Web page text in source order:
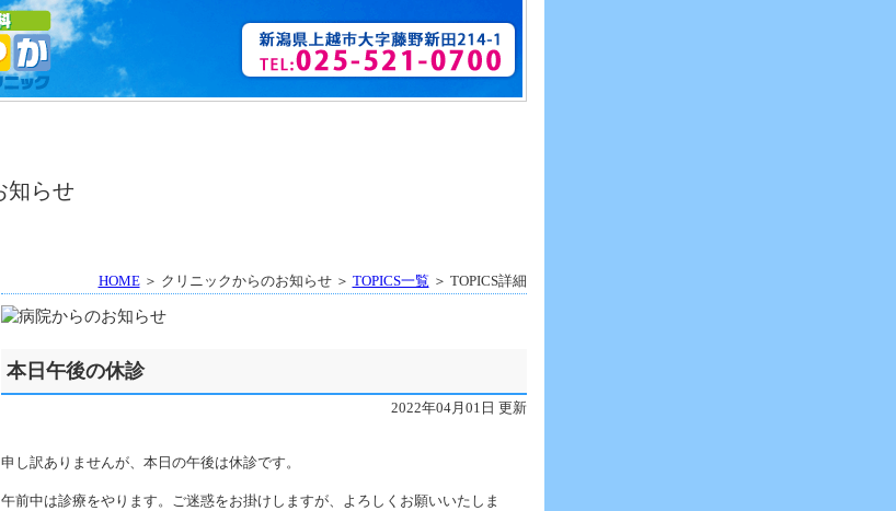
HOME＞ クリニックからのお知らせ ＞ TOPICS一覧 ＞ TOPICS詳細
本日午後の休診
2022年04月01日 更新
申し訳ありませんが、本日の午後は休診です。
午前中は診療をやります。ご迷惑をお掛けしますが、よろしくお願いいたしま